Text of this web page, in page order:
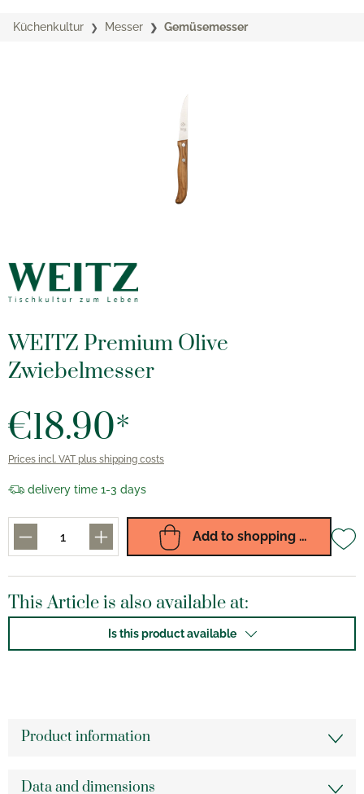
Küchenkultur Messer Gemüsemesser
WEITZ Premium Olive
Zwiebelmesser
€18.90*
Prices incl. VAT plus shipping costs
delivery time 1-3 days
Add to shopping cart
This Article is also available at:
Is this product available
Product information
Data and dimensions